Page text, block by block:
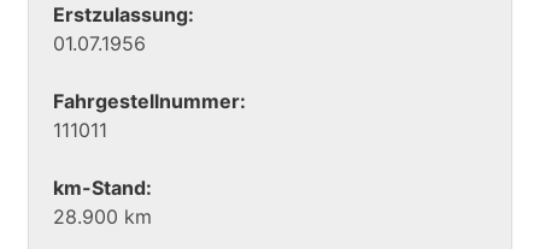
Erstzulassung:
01.07.1956
Fahrgestellnummer:
111011
km-Stand:
28.900 km